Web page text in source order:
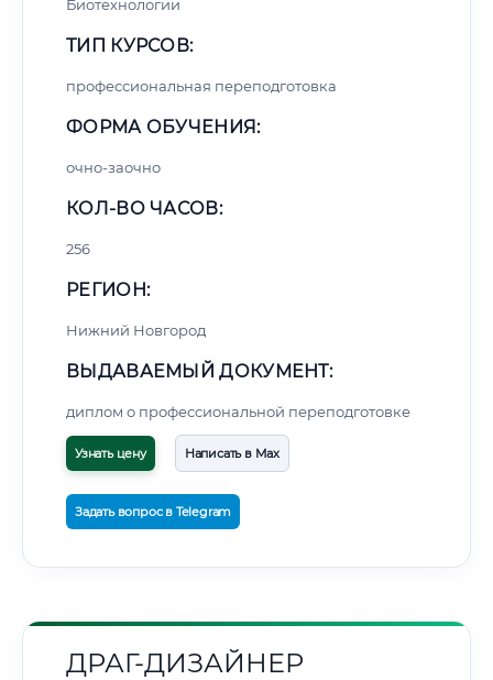
Биотехнологии
ТИП КУРСОВ:
профессиональная переподготовка
ФОРМА ОБУЧЕНИЯ:
очно-заочно
КОЛ-ВО ЧАСОВ:
256
РЕГИОН:
Нижний Новгород
ВЫДАВАЕМЫЙ ДОКУМЕНТ:
диплом о профессиональной переподготовке
Узнать цену Написать в Max
Задать вопрос в Telegram
ДРАГ-ДИЗАЙНЕР